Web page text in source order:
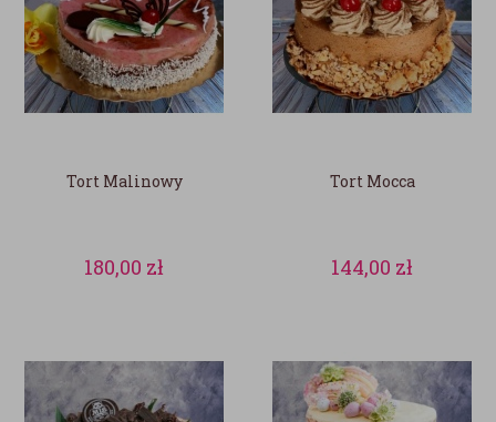
Tort Malinowy
180,00 zł
Tort Mocca
144,00 zł